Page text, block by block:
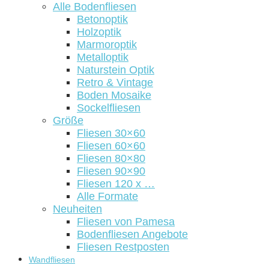
Alle Bodenfliesen
Betonoptik
Holzoptik
Marmoroptik
Metalloptik
Naturstein Optik
Retro & Vintage
Boden Mosaike
Sockelfliesen
Größe
Fliesen 30×60
Fliesen 60×60
Fliesen 80×80
Fliesen 90×90
Fliesen 120 x …
Alle Formate
Neuheiten
Fliesen von Pamesa
Bodenfliesen Angebote
Fliesen Restposten
Wandfliesen